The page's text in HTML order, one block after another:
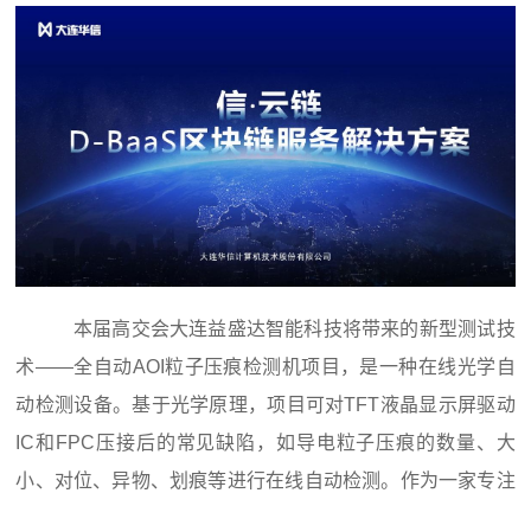
本届高交会大连益盛达智能科技将带来的新型测试技
术——全自动AOI粒子压痕检测机项目，是一种在线光学自
动检测设备。基于光学原理，项目可对TFT液晶显示屏驱动
IC和FPC压接后的常见缺陷，如导电粒子压痕的数量、大
小、对位、异物、划痕等进行在线自动检测。作为一家专注